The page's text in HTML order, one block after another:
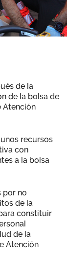
de la
de la bolsa de
Atención
recursos
con
a la bolsa
por no
de la
constituir
de la
Atención